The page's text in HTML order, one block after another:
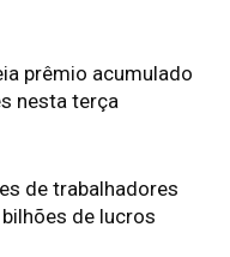
prêmio acumulado
nesta terça
de trabalhadores
de lucros